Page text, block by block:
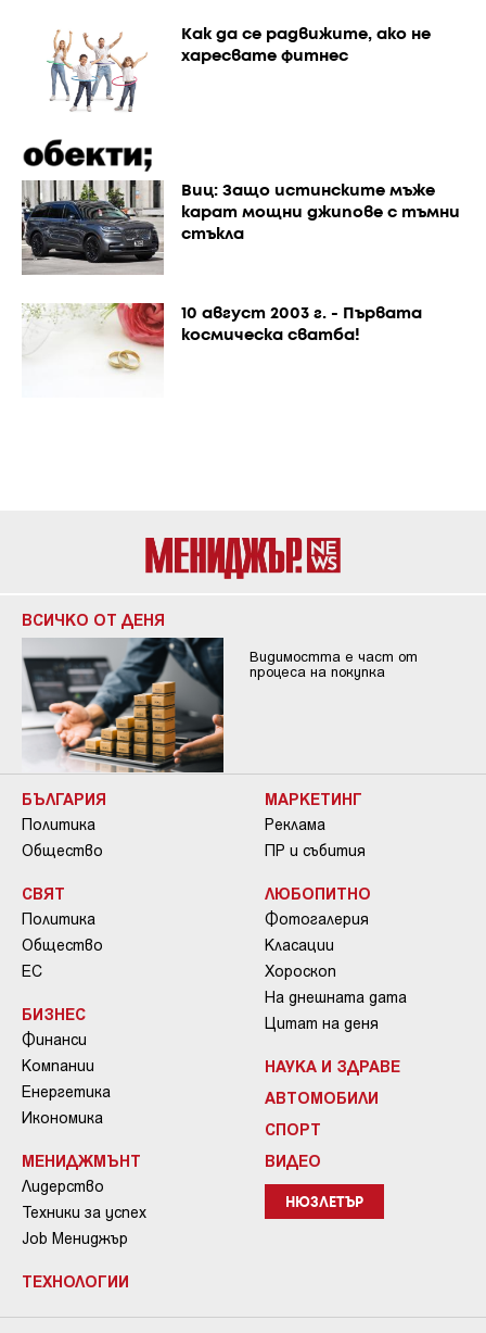
Как да се радвижите, ако не
харесвате фитнес
Виц: Защо истинските мъже
карат мощни джипове с тъмни
стъкла
10 август 2003 г. - Първата
космическа сватба!
ВСИЧКО ОТ ДЕНЯ
Видимостта е част от
процеса на покупка
БЪЛГАРИЯ
Политика
Общество
СВЯТ
Политика
Общество
ЕС
БИЗНЕС
Финанси
Компании
Енергетика
Икономика
МЕНИДЖМЪНТ
Лидерство
Техники за успех
Job Мениджър
ТЕХНОЛОГИИ
МАРКЕТИНГ
Реклама
ПР и събития
ЛЮБОПИТНО
Фотогалерия
Класации
Хороскоп
На днешната дата
Цитат на деня
НАУКА И ЗДРАВЕ
АВТОМОБИЛИ
СПОРТ
ВИДЕО
НЮЗЛЕТЪР